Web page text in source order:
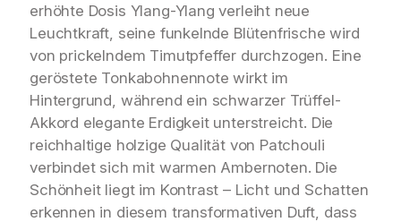
erhöhte Dosis Ylang-Ylang verleiht neue
Leuchtkraft, seine funkelnde Blütenfrische wird
von prickelndem Timutpfeffer durchzogen. Eine
geröstete Tonkabohnennote wirkt im
Hintergrund, während ein schwarzer Trüffel-
Akkord elegante Erdigkeit unterstreicht. Die
reichhaltige holzige Qualität von Patchouli
verbindet sich mit warmen Ambernoten. Die
Schönheit liegt im Kontrast – Licht und Schatten
erkennen in diesem transformativen Duft, dass